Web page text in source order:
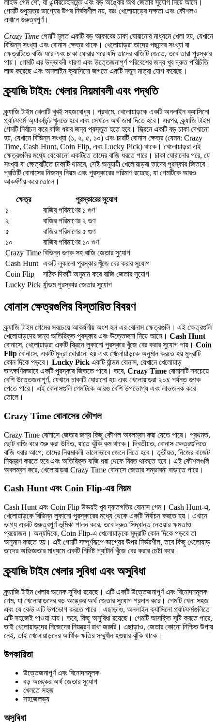
লাইভ গেম শো, যা এন্টারটেইনমেন্ট এবং বড় অঙ্কের অর্থ জেতার সুযোগ নিয়ে আসে।
গেমটি শুধুমাত্র ভাগ্যের উপর নির্ভরশীল নয়, বরং খেলোয়াড়ের দক্ষতা এবং কৌশলও
এখানে গুরুত্বপূর্ণ।
Crazy Time গেমটি মূলত একটি বড় আকারের চাকা ঘোরানোর মাধ্যমে খেলা হয়, যেখানে
বিভিন্ন সংখ্যা এবং বোনাস ক্ষেত্র থাকে। খেলোয়াড়রা তাদের পছন্দের সংখ্যা বা
ক্ষেত্রটিতে বাজি ধরে এবং চাকা ঘোরার পরে যদি তাদের বাজিটি জেতে, তবে তারা পুরস্কার
পায়। গেমটি এর উদ্ভাবনী ধারণা এবং উত্তেজনাপূর্ণ পরিবেশের জন্য খুব দ্রুত পরিচিতি
লাভ করেছে এবং অনলাইন ক্যাসিনো জগতে একটি নতুন মাত্রা যোগ করেছে।
ক্র্যাজি টাইম: খেলার নিয়মাবলী এবং পদ্ধতি
ক্র্যাজি টাইম খেলাটি খুবই সহজবোধ্য। প্রথমে, খেলোয়াড়কে একটি অনলাইন ক্যাসিনো
প্ল্যাটফর্মে অ্যাকাউন্ট খুলতে হবে এবং সেখানে অর্থ জমা দিতে হবে। এরপর, ক্র্যাজি টাইম
গেমটি নির্বাচন করে বাজি ধরার জন্য প্রস্তুত হতে হবে। স্ক্রিনে একটি বড় চাকা দেখানো
হয়, যেখানে বিভিন্ন সংখ্যা (১, ২, ৫, ১০) এবং চারটি বোনাস ক্ষেত্র (যেমন: Crazy
Time, Cash Hunt, Coin Flip, এবং Lucky Pick) থাকে। খেলোয়াড়রা এই
ক্ষেত্রগুলির মধ্যে যেকোনো একটিতে তাদের বাজি ধরতে পারে। চাকা ঘোরানোর পরে, যে
সংখ্যা বা ক্ষেত্রটিতে চাকাটি থামবে, সেই অনুযায়ী খেলোয়াড়রা তাদের পুরস্কার জিতবে।
প্রতিটি বোনাসের নিজস্ব নিয়ম এবং পুরস্কারের পরিমাণ রয়েছে, যা গেমটিকে আরও
আকর্ষণীয় করে তোলে।
ক্ষেত্র
পুরস্কারের সুযোগ
১
বাজির পরিমাণের ১ গুণ
২
বাজির পরিমাণের ২ গুণ
৫
বাজির পরিমাণের ৫ গুণ
১০
বাজির পরিমাণের ১০ গুণ
Crazy Time বিভিন্ন গুণক সহ বাজি জেতার সুযোগ
Cash Hunt একটি লুকানো পুরস্কার খুঁজে বের করার সুযোগ
Coin Flip
সঠিক দিকটি অনুমান করে বাজি জেতার সুযোগ
Lucky Pick র্যান্ডম পুরস্কার জেতার সুযোগ
বোনাস ক্ষেত্রগুলির বিস্তারিত বিবরণ
ক্র্যাজি টাইম গেমের সবচেয়ে আকর্ষণীয় অংশ হল এর বোনাস ক্ষেত্রগুলি। এই ক্ষেত্রগুলি
খেলোয়াড়দের জন্য অতিরিক্ত পুরস্কার এবং উত্তেজনা নিয়ে আসে। Cash Hunt
বোনাসে, খেলোয়াড়রা একটি স্ক্রিনে লুকানো পুরস্কার খুঁজে বের করার সুযোগ পায়। Coin
Flip বোনাসে, একটি মুদ্রা ঘোরানো হয় এবং খেলোয়াড়কে অনুমান করতে হয় মুদ্রাটি
কোন দিকে পড়বে। Lucky Pick একটি র্যান্ডম বোনাস, যেখানে খেলোয়াড়
তাৎক্ষণিকভাবে একটি পুরস্কার জিততে পারে। তবে, Crazy Time বোনাসটি সবচেয়ে
বেশি উত্তেজনাপূর্ণ, যেখানে চাকাটি ঘোরানো হয় এবং খেলোয়াড়রা ২০x পর্যন্ত গুণক
পেতে পারে। এই বোনাসগুলি গেমটিকে আরও বেশি উপভোগ্য এবং লাভজনক করে
তোলে।
Crazy Time বোনাসের কৌশল
Crazy Time বোনাসে জেতার জন্য কিছু কৌশল অবলম্বন করা যেতে পারে। প্রথমত,
ছোট বাজি ধরে শুরু করা উচিত, যাতে ঝুঁকি কম থাকে। দ্বিতীয়ত, বোনাস ক্ষেত্রগুলিতে
বাজি ধরার আগে, তাদের নিয়মাবলী ভালোভাবে জেনে নিতে হবে। তৃতীয়ত, নিজের বাজেট
নিয়ন্ত্রণ করতে হবে এবং অতিরিক্ত বাজি ধরা থেকে বিরত থাকতে হবে। এই কৌশলগুলি
অবলম্বন করে, খেলোয়াড়রা Crazy Time বোনাসে জেতার সম্ভাবনা বাড়াতে পারে।
Cash Hunt এবং Coin Flip-এর নিয়ম
Cash Hunt এবং Coin Flip উভয়ই খুব দ্রুতগতির বোনাস গেম। Cash Hunt-এ,
খেলোয়াড়কে বিভিন্ন লুকানো পুরস্কারের মধ্যে থেকে একটি নির্বাচন করতে হয়। এখানে
ভাগ্য একটি গুরুত্বপূর্ণ ভূমিকা পালন করে, তবে দ্রুত সিদ্ধান্ত নেওয়ার ক্ষমতাও
প্রয়োজন। অন্যদিকে, Coin Flip-এ খেলোয়াড়কে মুদ্রাটি কোন দিকে পড়বে তা
অনুমান করতে হয়। এই গেমটি সম্পূর্ণরূপে ভাগ্যের উপর নির্ভরশীল, তবে কিছু খেলোয়াড়
তাদের অভিজ্ঞতার মাধ্যমে একটি নির্দিষ্ট প্যাটার্ন খুঁজে বের করার চেষ্টা করে।
ক্র্যাজি টাইম খেলার সুবিধা এবং অসুবিধা
ক্র্যাজি টাইম খেলার অনেক সুবিধা রয়েছে। এটি একটি উত্তেজনাপূর্ণ এবং বিনোদনমূলক
গেম, যা খেলোয়াড়দের বড় অঙ্কের অর্থ জেতার সুযোগ প্রদান করে। গেমটি খেলা সহজ
এবং যে কেউ এটি উপভোগ করতে পারে। এছাড়াও, অনলাইন ক্যাসিনো প্ল্যাটফর্মগুলিতে
এটি সহজেই পাওয়া যায়। তবে, কিছু অসুবিধা রয়েছে। গেমটি আসক্তি সৃষ্টি করতে পারে,
তাই খেলোয়াড়দের নিজেদের নিয়ন্ত্রণ রাখা জরুরি। এছাড়াও, জেতার কোনো নিশ্চিত উপায়
নেই, তাই খেলোয়াড়দের আর্থিক ক্ষতির সম্মুখীন হওয়ার ঝুঁকি থাকে।
উপকারিতা
উত্তেজনাপূর্ণ এবং বিনোদনমূলক
বড় অঙ্কের অর্থ জেতার সুযোগ
খেলতে সহজ
সহজেলভ্য
অসুবিধা